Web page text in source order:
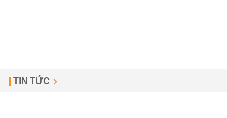
TIN TỨC